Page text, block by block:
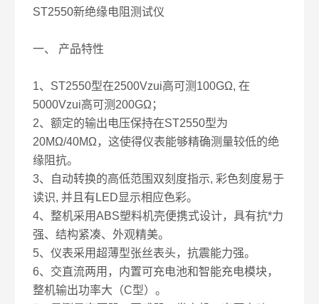
ST2550新绝缘电阻测试仪
一、 产品特性
1、ST2550型在2500Vzui高可测100GΩ, 在
5000Vzui高可测200GΩ；
2、额定的输出电压保持在ST2550型为
20MΩ/40MΩ，这使得仪表能够精确测量较低的绝
缘阻抗。
3、自动转换的高低范围双刻度指示, 彩色刻度易于
读识, 并且有LED显示相应色彩。
4、整机采用ABS塑料机壳便携式设计，具有抗*力
强、结构紧凑、外观精美。
5、仪表采用超薄型张丝表头，抗震能力强。
6、交直流两用，内置可充电池和智能充电模块，
整机输出功率大（C型）。